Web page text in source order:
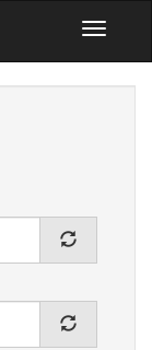
Toggle